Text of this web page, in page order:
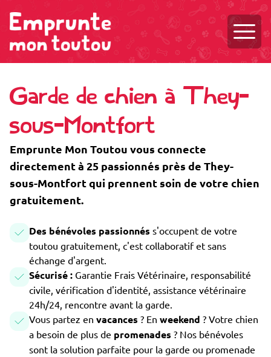
Garde de chien à They-
sous-Montfort
Emprunte Mon Toutou vous connecte
directement à 25 passionnés près de They-
sous-Montfort qui prennent soin de votre chien
gratuitement.
Des bénévoles passionnés s'occupent de votre
toutou gratuitement, c'est collaboratif et sans
échange d'argent.
Sécurisé : Garantie Frais Vétérinaire, responsabilité
civile, vérification d'identité, assistance vétérinaire
24h/24, rencontre avant la garde.
Vous partez en vacances ? En weekend ? Votre chien
a besoin de plus de promenades ? Nos bénévoles
sont la solution parfaite pour la garde ou promenade